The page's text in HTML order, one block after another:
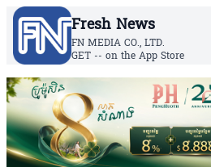
Fresh News
FN MEDIA CO., LTD.
GET -- on the App Store